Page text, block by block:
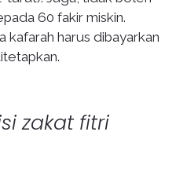
60 fakir miskin.
kafarah harus dibayarkan
zakat fitri